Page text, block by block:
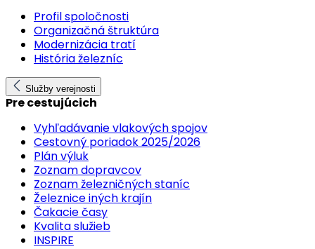
Profil spoločnosti
Organizačná štruktúra
Modernizácia tratí
História železníc
Služby verejnosti
Pre cestujúcich
Vyhľadávanie vlakových spojov
Cestovný poriadok 2025/2026
Plán výluk
Zoznam dopravcov
Zoznam železničných staníc
Železnice iných krajín
Čakacie časy
Kvalita služieb
INSPIRE